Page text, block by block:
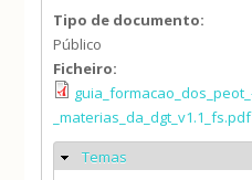
Tipo de documento:
Público
Ficheiro:
_materias_da_dgt_v1.1_fs.pdf
Ocultar
Temas